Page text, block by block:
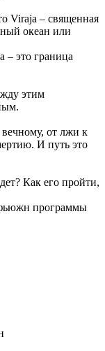
Viraja – священная
океан или
– это граница
этим
вечному, от лжи к
И путь это
Как его пройти,
программы